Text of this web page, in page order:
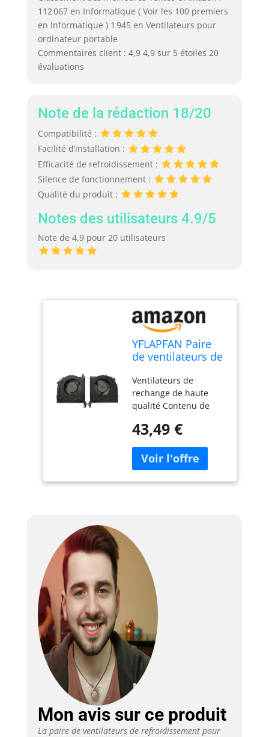
112 067 en Informatique ( Voir les 100 premiers
en Informatique ) 1 945 en Ventilateurs pour
ordinateur portable
Commentaires client : 4,9 4,9 sur 5 étoiles 20
évaluations
Note de la rédaction 18/20
Compatibilité :
Facilité d’installation :
Efficacité de refroidissement :
Silence de fonctionnement :
Qualité du produit :
Notes des utilisateurs 4.9/5
Note de 4.9 pour 20 utilisateurs
YFLAPFAN Paire
de ventilateurs de
pour processeur
graphique Lenovo
Legion 5-15IMH05
5F10S13917
5F10S13914
5F10S13914 5 V
CC
Ventilateurs de
rechange de haute
qualité Contenu de
ventilateurs de
paire)
43,49 €
Mon avis sur ce produit
La paire de ventilateurs de refroidissement pour